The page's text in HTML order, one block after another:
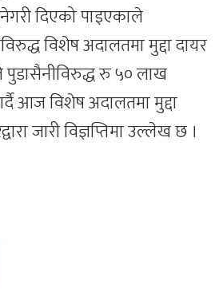
दिएको पाइएकाले
विशेष अदालतमा मुद्दा दायर
रु ५० लाख
आज विशेष अदालतमा मुद्दा
जारी विज्ञप्तिमा उल्लेख छ ।